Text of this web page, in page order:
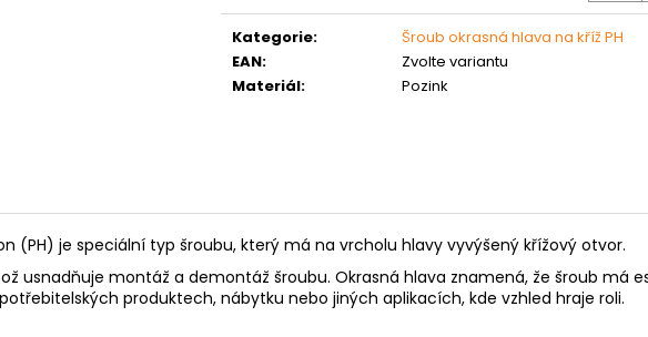
cena:
Kategorie:
Šroub okrasná hlava na kříž PH
EAN:
Zvolte variantu
Materiál: Pozink
(PH) je speciální typ šroubu, který má na vrcholu hlavy vyvýšený křížový otvor.
usnadňuje montáž a demontáž šroubu. Okrasná hlava znamená, že šroub má
produktech, nábytku nebo jiných aplikacích, kde vzhled hraje roli.